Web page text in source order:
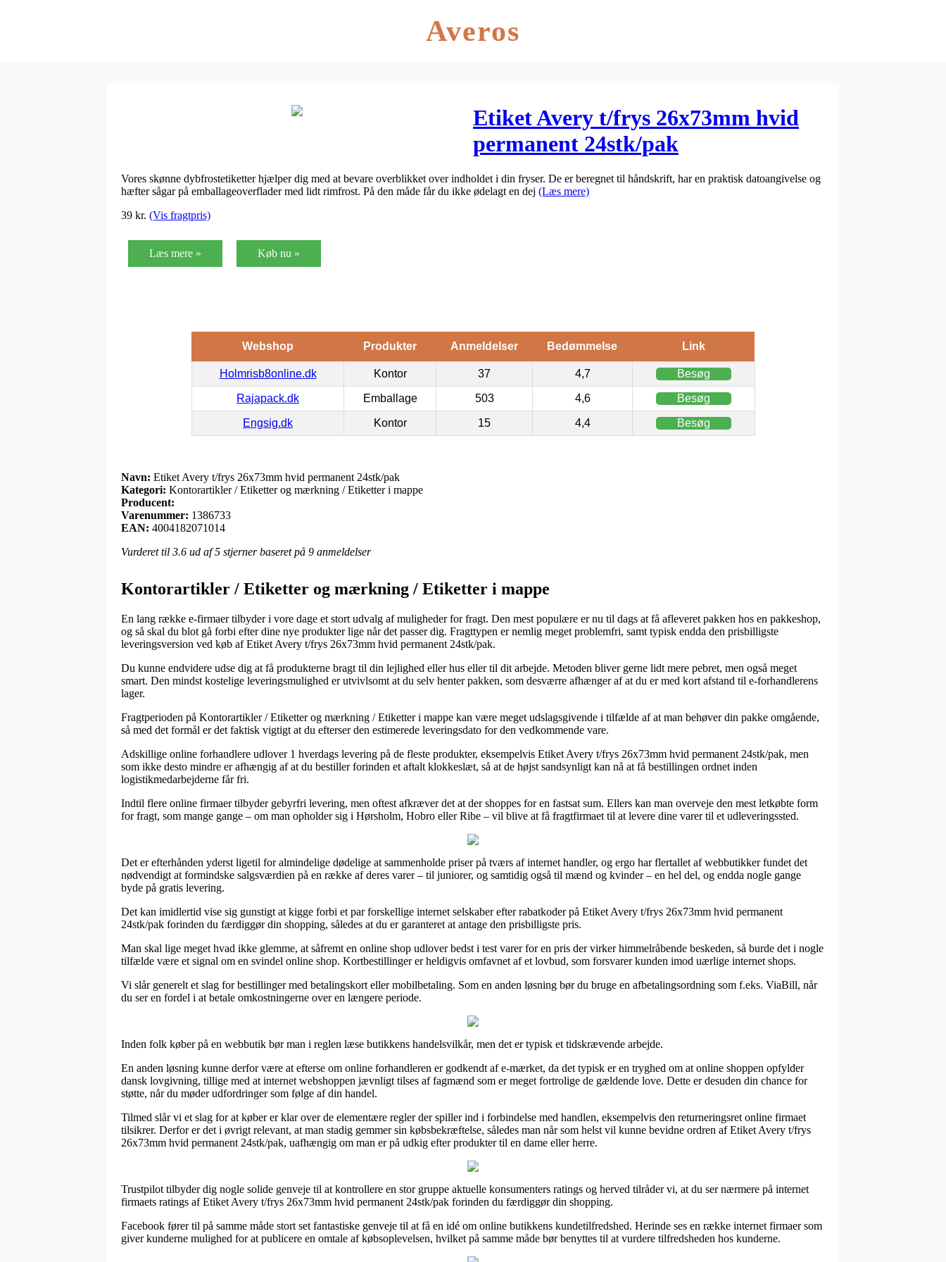
Averos
Etiket Avery t/frys 26x73mm hvid
permanent 24stk/pak
Vores skønne dybfrostetiketter hjælper dig med at bevare overblikket over indholdet i din fryser. De er beregnet til håndskrift, har en praktisk datoangivelse og
hæfter sågar på emballageoverflader med lidt rimfrost. På den måde får du ikke ødelagt en dej (Læs mere)
39 kr. (Vis fragtpris)
Læs mere » Køb nu »
Webshop Produkter Anmeldelser Bedømmelse Link
Holmrisb8online.dk Kontor 37 4,7 Besøg
Rajapack.dk Emballage 503 4,6 Besøg
Engsig.dk Kontor 15 4,4 Besøg
Navn: Etiket Avery t/frys 26x73mm hvid permanent 24stk/pak
Kategori: Kontorartikler / Etiketter og mærkning / Etiketter i mappe
Producent:
Varenummer: 1386733
EAN: 4004182071014
Vurderet til 3.6 ud af 5 stjerner baseret på 9 anmeldelser
Kontorartikler / Etiketter og mærkning / Etiketter i mappe
En lang række e-firmaer tilbyder i vore dage et stort udvalg af muligheder for fragt. Den mest populære er nu til dags at få afleveret pakken hos en pakkeshop,
og så skal du blot gå forbi efter dine nye produkter lige når det passer dig. Fragttypen er nemlig meget problemfri, samt typisk endda den prisbilligste
leveringsversion ved køb af Etiket Avery t/frys 26x73mm hvid permanent 24stk/pak.
Du kunne endvidere udse dig at få produkterne bragt til din lejlighed eller hus eller til dit arbejde. Metoden bliver gerne lidt mere pebret, men også meget
smart. Den mindst kostelige leveringsmulighed er utvivlsomt at du selv henter pakken, som desværre afhænger af at du er med kort afstand til e-forhandlerens
lager.
Fragtperioden på Kontorartikler / Etiketter og mærkning / Etiketter i mappe kan være meget udslagsgivende i tilfælde af at man behøver din pakke omgående,
så med det formål er det faktisk vigtigt at du efterser den estimerede leveringsdato for den vedkommende vare.
Adskillige online forhandlere udlover 1 hverdags levering på de fleste produkter, eksempelvis Etiket Avery t/frys 26x73mm hvid permanent 24stk/pak, men
som ikke desto mindre er afhængig af at du bestiller forinden et aftalt klokkeslæt, så at de højst sandsynligt kan nå at få bestillingen ordnet inden
logistikmedarbejderne får fri.
Indtil flere online firmaer tilbyder gebyrfri levering, men oftest afkræver det at der shoppes for en fastsat sum. Ellers kan man overveje den mest letkøbte form
for fragt, som mange gange – om man opholder sig i Hørsholm, Hobro eller Ribe – vil blive at få fragtfirmaet til at levere dine varer til et udleveringssted.
Det er efterhånden yderst ligetil for almindelige dødelige at sammenholde priser på tværs af internet handler, og ergo har flertallet af webbutikker fundet det
nødvendigt at formindske salgsværdien på en række af deres varer – til juniorer, og samtidig også til mænd og kvinder – en hel del, og endda nogle gange
byde på gratis levering.
Det kan imidlertid vise sig gunstigt at kigge forbi et par forskellige internet selskaber efter rabatkoder på Etiket Avery t/frys 26x73mm hvid permanent
24stk/pak forinden du færdiggør din shopping, således at du er garanteret at antage den prisbilligste pris.
Man skal lige meget hvad ikke glemme, at såfremt en online shop udlover bedst i test varer for en pris der virker himmelråbende beskeden, så burde det i nogle
tilfælde være et signal om en svindel online shop. Kortbestillinger er heldigvis omfavnet af et lovbud, som forsvarer kunden imod uærlige internet shops.
Vi slår generelt et slag for bestillinger med betalingskort eller mobilbetaling. Som en anden løsning bør du bruge en afbetalingsordning som f.eks. ViaBill, når
du ser en fordel i at betale omkostningerne over en længere periode.
Inden folk køber på en webbutik bør man i reglen læse butikkens handelsvilkår, men det er typisk et tidskrævende arbejde.
En anden løsning kunne derfor være at efterse om online forhandleren er godkendt af e-mærket, da det typisk er en tryghed om at online shoppen opfylder
dansk lovgivning, tillige med at internet webshoppen jævnligt tilses af fagmænd som er meget fortrolige de gældende love. Dette er desuden din chance for
støtte, når du møder udfordringer som følge af din handel.
Tilmed slår vi et slag for at køber er klar over de elementære regler der spiller ind i forbindelse med handlen, eksempelvis den returneringsret online firmaet
tilsikrer. Derfor er det i øvrigt relevant, at man stadig gemmer sin købsbekræftelse, således man når som helst vil kunne bevidne ordren af Etiket Avery t/frys
26x73mm hvid permanent 24stk/pak, uafhængig om man er på udkig efter produkter til en dame eller herre.
Trustpilot tilbyder dig nogle solide genveje til at kontrollere en stor gruppe aktuelle konsumenters ratings og herved tilråder vi, at du ser nærmere på internet
firmaets ratings af Etiket Avery t/frys 26x73mm hvid permanent 24stk/pak forinden du færdiggør din shopping.
Facebook fører til på samme måde stort set fantastiske genveje til at få en idé om online butikkens kundetilfredshed. Herinde ses en række internet firmaer som
giver kunderne mulighed for at publicere en omtale af købsoplevelsen, hvilket på samme måde bør benyttes til at vurdere tilfredsheden hos kunderne.